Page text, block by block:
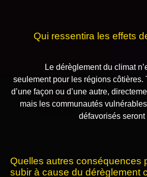
Qui ressentira les effets
Le dérèglement du climat
seulement pour les régions côtières.
d’une façon ou d’une autre,
mais les communautés
défavorisés
Quelles autres conséquences
subir à cause du dérèglement